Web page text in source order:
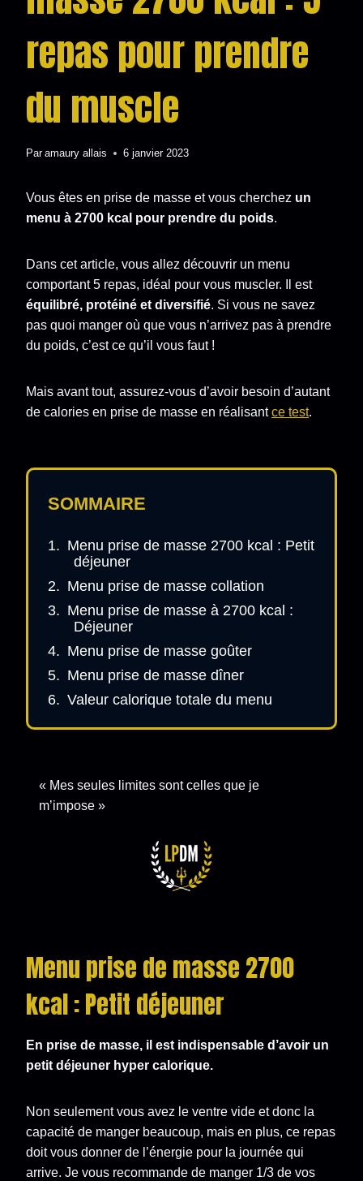
repas pour prendre
du muscle
Par amaury allais 6 janvier 2023
Vous êtes en prise de masse et vous cherchez un
menu à 2700 kcal pour prendre du poids.
Dans cet article, vous allez découvrir un menu
comportant 5 repas, idéal pour vous muscler. Il est
équilibré, protéiné et diversifié. Si vous ne savez
pas quoi manger où que vous n’arrivez pas à prendre
du poids, c’est ce qu’il vous faut !
Mais avant tout, assurez-vous d’avoir besoin d’autant
de calories en prise de masse en réalisantce test.
SOMMAIRE
Menu prise de masse 2700 kcal : Petit
déjeuner
Menu prise de masse collation
Menu prise de masse à 2700 kcal :
Déjeuner
Menu prise de masse goûter
Menu prise de masse dîner
Valeur calorique totale du menu
« Mes seules limites sont celles que je
m’impose »
Menu prise de masse 2700
kcal : Petit déjeuner
En prise de masse, il est indispensable d’avoir un
petit déjeuner hyper calorique.
Non seulement vous avez le ventre vide et donc la
capacité de manger beaucoup, mais en plus, ce repas
doit vous donner de l’énergie pour la journée qui
arrive. Je vous recommande de manger 1/3 de vos